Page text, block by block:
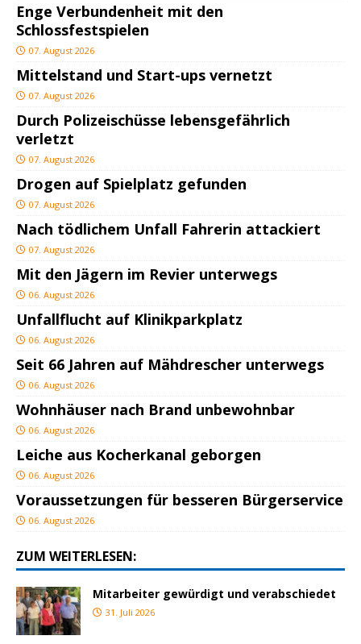
Enge Verbundenheit mit den
Schlossfestspielen
07. August 2026
Mittelstand und Start-ups vernetzt
07. August 2026
Durch Polizeischüsse lebensgefährlich
verletzt
07. August 2026
Drogen auf Spielplatz gefunden
07. August 2026
Nach tödlichem Unfall Fahrerin attackiert
07. August 2026
Mit den Jägern im Revier unterwegs
06. August 2026
Unfallflucht auf Klinikparkplatz
06. August 2026
Seit 66 Jahren auf Mähdrescher unterwegs
06. August 2026
Wohnhäuser nach Brand unbewohnbar
06. August 2026
Leiche aus Kocherkanal geborgen
06. August 2026
Voraussetzungen für besseren Bürgerservice
06. August 2026
ZUM WEITERLESEN:
Mitarbeiter gewürdigt und verabschiedet
31. Juli 2026